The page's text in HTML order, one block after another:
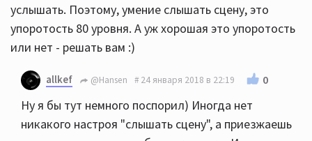
услышать. Поэтому, умение слышать сцену, это
упоротость 80 уровня. А уж хорошая это упоротость
или нет - решать вам :)
allkef @Hansen 24 января 2018 в 22:19 0
Ну я бы тут немного поспорил) Иногда нет
никакого настроя "слышать сцену", а приезжаешь